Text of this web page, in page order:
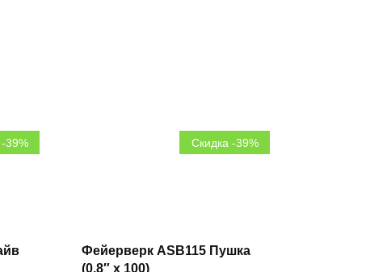
39% Скидка -39%
Фейерверк ASB115 Пушка
(0,8″ х 100)